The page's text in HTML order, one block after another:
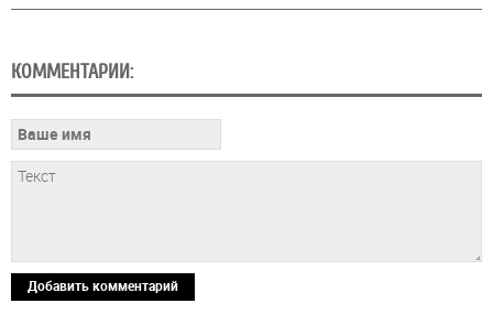
КОММЕНТАРИИ:
Добавить комментарий